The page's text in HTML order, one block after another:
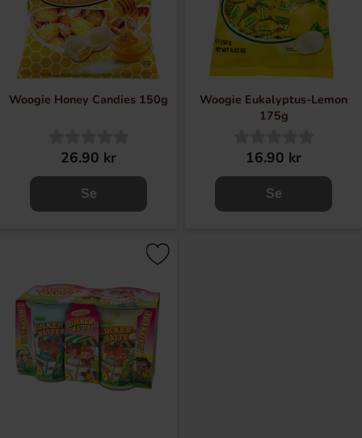
Woogie Honey Candies 150g
26.90 kr
Se
Woogie Eukalyptus-Lemon
175g
16.90 kr
Se